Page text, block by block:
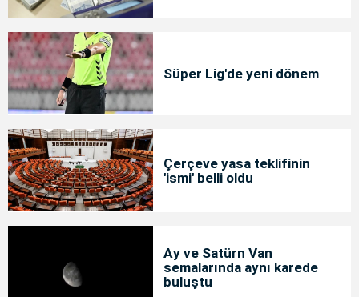
Süper Lig'de yeni dönem
Çerçeve yasa teklifinin
'ismi' belli oldu
Ay ve Satürn Van
semalarında aynı karede
buluştu